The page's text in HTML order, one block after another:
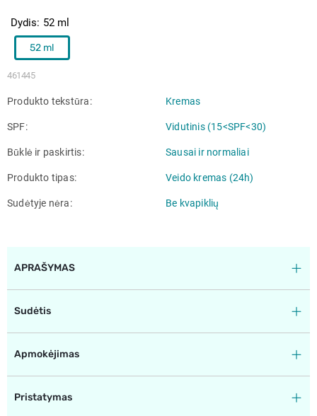
461445
Dydis 52 ml
52 ml
Produkto tekstūra Kremas
SPF Vidutinis (15<SPF<30)
Būklė ir paskirtis Sausai ir normaliai
Produkto tipas Veido kremas (24h)
Sudėtyje nėra Be kvapiklių
APRAŠYMAS
Sudėtis
Apmokėjimas
Pristatymas